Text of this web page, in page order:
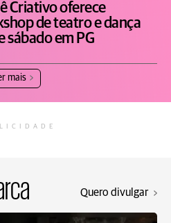
Criativo oferece
de teatro e dança
sábado em PG
mais
Quero divulgar